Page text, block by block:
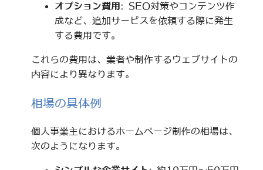
オプション費用: SEO対策やコンテンツ作
成など、追加サービスを依頼する際に発生
する費用です。
これらの費用は、業者や制作するウェブサイトの
内容により異なります。
相場の具体例
個人事業主におけるホームページ制作の相場は、
次のようになります。